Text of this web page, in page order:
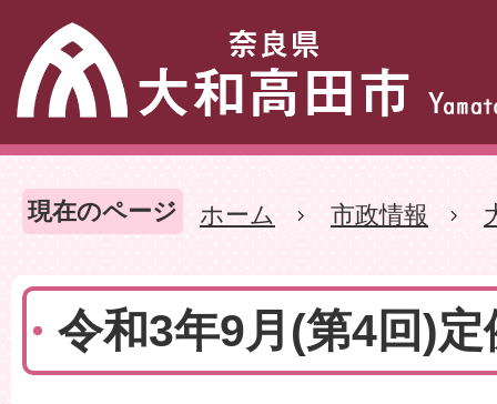
現在のページ ホーム 市政情報
令和3年9月(第4回)